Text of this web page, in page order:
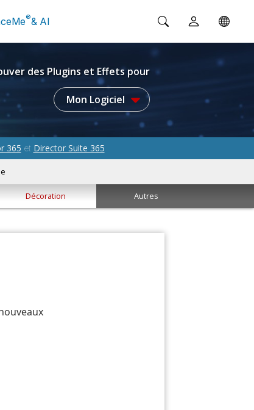
®& AI
des Plugins et Effets pour
Mon Logiciel
365 et Director Suite 365
Décoration Autres